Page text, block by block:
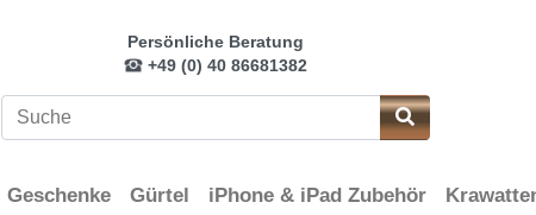
Persönliche Beratung
+49 (0) 40 86681382
Geschenke Gürtel iPhone & iPad Zubehör